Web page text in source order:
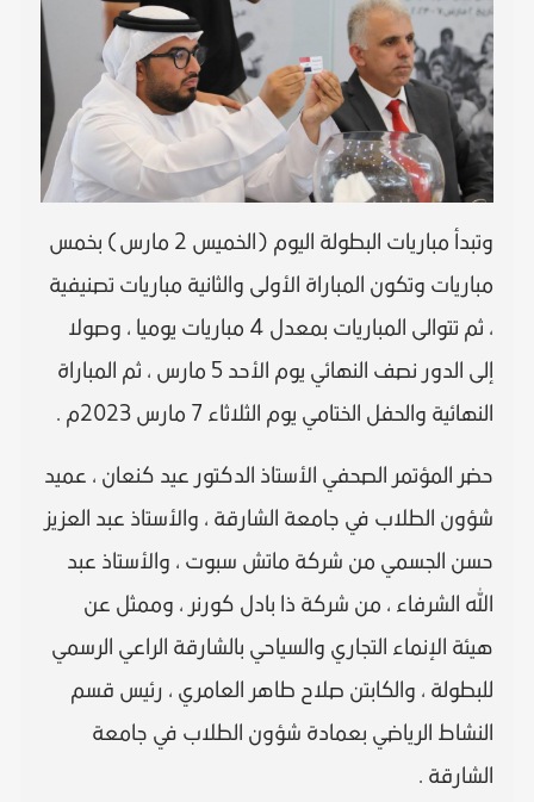
وتبدأ مباريات البطولة اليوم (الخميس 2 مارس) بخمس
مباريات وتكون المباراة الأولى والثانية مباريات تصنيفية
، ثم تتوالى المباريات بمعدل 4 مباريات يوميا ، وصولا
إلى الدور نصف النهائي يوم الأحد 5 مارس ، ثم المباراة
النهائية والحفل الختامي يوم الثلاثاء 7 مارس 2023م .
حضر المؤتمر الصحفي الأستاذ الدكتور عيد كنعان ، عميد
شؤون الطلاب في جامعة الشارقة ، والأستاذ عبد العزيز
حسن الجسمي من شركة ماتش سبوت ، والأستاذ عبد
الله الشرفاء ، من شركة ذا بادل كورنر ، وممثل عن
هيئة الإنماء التجاري والسياحي بالشارقة الراعي الرسمي
للبطولة ، والكابتن صلاح طاهر العامري ، رئيس قسم
النشاط الرياضي بعمادة شؤون الطلاب في جامعة
الشارقة .